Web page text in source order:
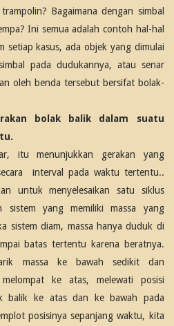
Bagaimana dengan simbal
Ini semua adalah contoh hal-hal
setiap kasus, ada objek yang dimulai
pada dudukannya, atau senar
oleh benda tersebut bersifat bolak-
bolak balik dalam suatu
itu menunjukkan gerakan yang
interval pada waktu tertentu..
untuk menyelesaikan satu siklus
sistem yang memiliki massa yang
sistem diam, massa hanya duduk di
batas tertentu karena beratnya.
massa ke bawah sedikit dan
melompat ke atas, melewati posisi
balik ke atas dan ke bawah pada
posisinya sepanjang waktu, kita